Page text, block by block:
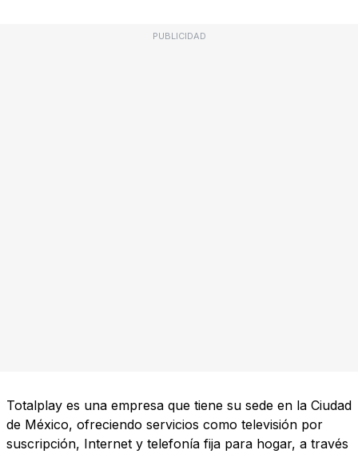
PUBLICIDAD
Totalplay es una empresa que tiene su sede en la Ciudad
de México, ofreciendo servicios como televisión por
suscripción, Internet y telefonía fija para hogar, a través